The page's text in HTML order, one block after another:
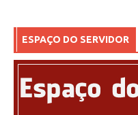
ESPAÇO DO SERVIDOR